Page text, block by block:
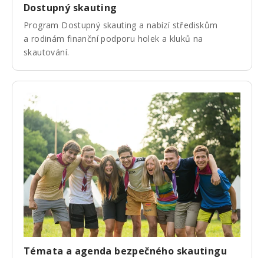
Dostupný skauting
Program Dostupný skauting a nabízí střediskům
a rodinám finanční podporu holek a kluků na
skautování.
Témata a agenda bezpečného skautingu